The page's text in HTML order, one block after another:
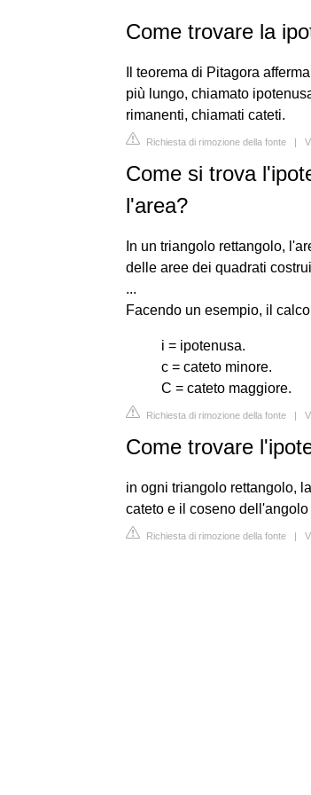
Come trovare la
Il teorema di Pitagora
più lungo, chiamato
rimanenti, chiamati cateti.
Richiesta di rimozione della fonte |
Come si trova
l'area?
In un triangolo rettangolo,
delle aree dei quadrati
...
Facendo un esempio, il
i = ipotenusa.
c = cateto minore.
C = cateto maggiore.
Richiesta di rimozione della fonte |
Come trovare
in ogni triangolo rettangolo,
cateto e il coseno
Richiesta di rimozione della fonte |